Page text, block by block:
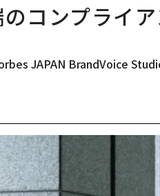
コンプライア
JAPAN BrandVoice